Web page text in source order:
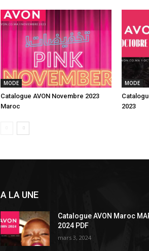
MODE
Catalogue AVON Novembre 2023
Maroc
MODE
2023
A LA UNE
Catalogue AVON Maroc
2024 PDF
mars 3, 2024